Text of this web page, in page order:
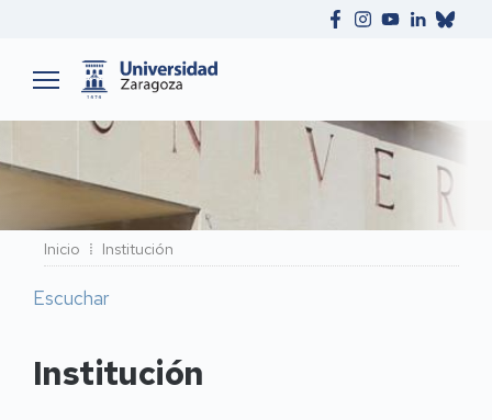
Ruta
de
navegación
Inicio Institución
Escuchar
Institución